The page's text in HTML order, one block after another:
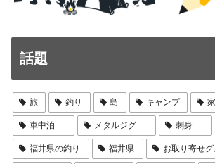
話題
旅 釣り 島 キャンプ
車中泊 メタルジグ 刺身
福井県の釣り 福井県 お取り寄せグ